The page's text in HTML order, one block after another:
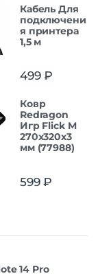
Кабель Для
подключени
я принтера
1,5 м
499₽
Ковр
Redragon
Игр Flick M
270x320x3
мм (77988)
599₽
14 Pro